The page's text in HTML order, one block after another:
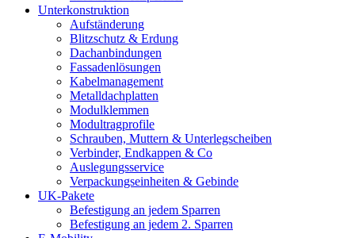
Unterkonstruktion
Aufständerung
Blitzschutz & Erdung
Dachanbindungen
Fassadenlösungen
Kabelmanagement
Metalldachplatten
Modulklemmen
Modultragprofile
Schrauben, Muttern & Unterlegscheiben
Verbinder, Endkappen & Co
Auslegungsservice
Verpackungseinheiten & Gebinde
UK-Pakete
Befestigung an jedem Sparren
Befestigung an jedem 2. Sparren